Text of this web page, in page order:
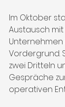
Im Oktober
Austausch
Unternehmen
Vordergrund.
zwei Dritteln
Gespräche
operativen